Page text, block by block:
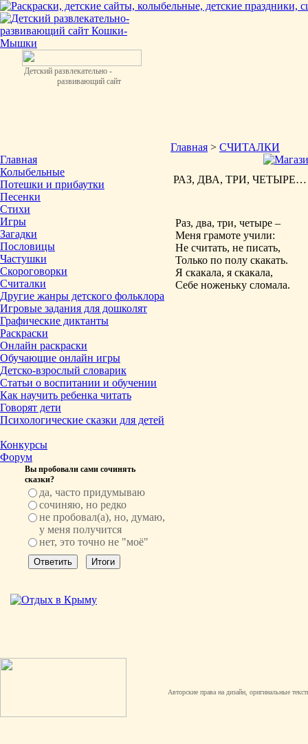
Детский развлекательно -
развивающий сайт
Главная
Колыбельные
Потешки и прибаутки
Песенки
Стихи
Игры
Загадки
Пословицы
Частушки
Скороговорки
Считалки
Другие жанры детского фольклора
Игровые задания для дошколят
Графические диктанты
Раскраски
Онлайн раскраски
Обучающие онлайн игры
Детско-взрослый словарик
Статьи о воспитании и обучении
Как научить ребенка читать
Говорят дети
Психологические сказки для детей
Конкурсы
Форум
Вы пробовали сами сочинять
сказки?
да, часто придумываю
сочиняю, но редко
не пробовал(а), но, думаю,
у меня получится
нет, это точно не "моё"
Главная > СЧИТАЛКИ
РАЗ, ДВА, ТРИ, ЧЕТЫРЕ…
Раз, два, три, четыре –
Меня грамоте учили:
Не считать, не писать,
Только по полу скакать.
Я скакала, я скакала,
Себе ноженьку сломала.
Авторские права на дизайн, оригинальные